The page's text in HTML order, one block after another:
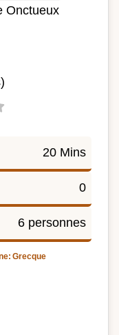
Onctueux
20 Mins
0
6 personnes
Grecque